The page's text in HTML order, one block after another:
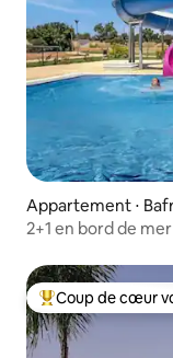
Appartement ⋅
2+1 en bord de
Coups de cœur
Coup de cœur